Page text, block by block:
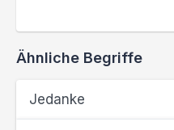
Ähnliche Begriffe
Jedanke